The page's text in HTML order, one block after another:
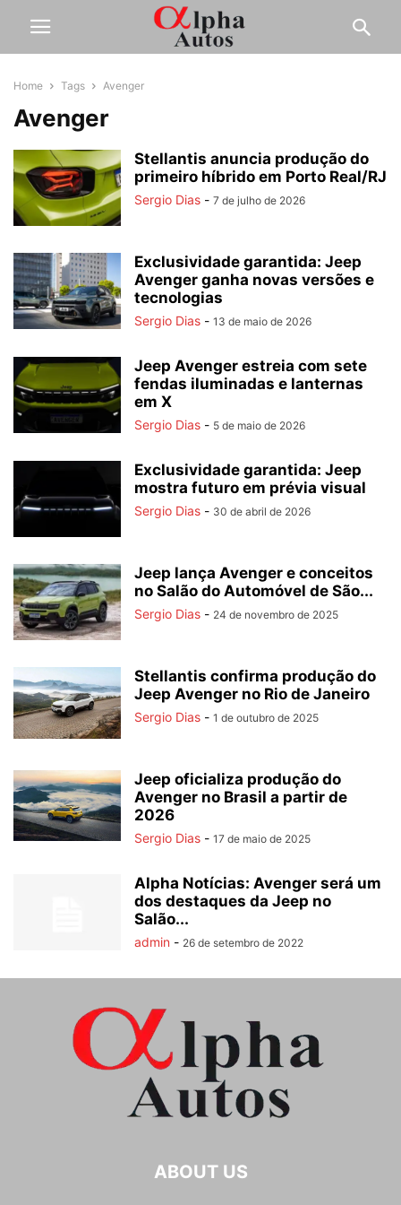
Home Tags Avenger
Avenger
Stellantis anuncia produção do
primeiro híbrido em Porto Real/RJ
Sergio Dias - 7 de julho de 2026
Exclusividade garantida: Jeep
Avenger ganha novas versões e
tecnologias
Sergio Dias - 13 de maio de 2026
Jeep Avenger estreia com sete
fendas iluminadas e lanternas
em X
Sergio Dias - 5 de maio de 2026
Exclusividade garantida: Jeep
mostra futuro em prévia visual
Sergio Dias - 30 de abril de 2026
Jeep lança Avenger e conceitos
no Salão do Automóvel de São...
Sergio Dias - 24 de novembro de 2025
Stellantis confirma produção do
Jeep Avenger no Rio de Janeiro
Sergio Dias - 1 de outubro de 2025
Jeep oficializa produção do
Avenger no Brasil a partir de
2026
Sergio Dias - 17 de maio de 2025
Alpha Notícias: Avenger será um
dos destaques da Jeep no
Salão...
admin - 26 de setembro de 2022
ABOUT US